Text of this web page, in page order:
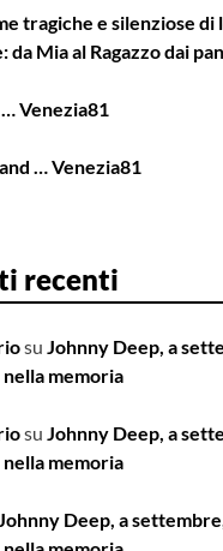
tragiche e silenziose di
da Mia al Ragazzo dai
Venezia81
… Venezia81
recenti
su Johnny Deep, a
memoria
su Johnny Deep, a
memoria
Deep, a